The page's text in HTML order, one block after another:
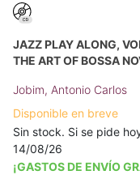
JAZZ PLAY ALONG,
THE ART OF BOSSA
Jobim, Antonio Carlos
Disponible en breve
Sin stock. Si se pide
14/08/26
¡GASTOS DE ENVÍO